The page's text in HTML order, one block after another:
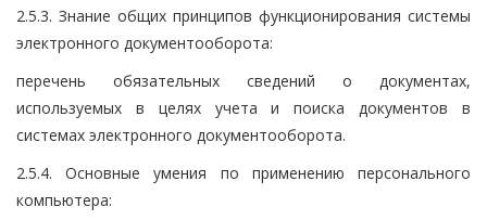
2.5.3. Знание общих принципов функционирования системы
электронного документооборота:
перечень обязательных сведений о документах,
используемых в целях учета и поиска документов в
системах электронного документооборота.
2.5.4. Основные умения по применению персонального
компьютера: